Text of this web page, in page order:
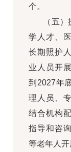
个。
（五
学人才、
长期照护
业人员开
到2027年
理人员、
结合机构
指导和咨
等老年人开